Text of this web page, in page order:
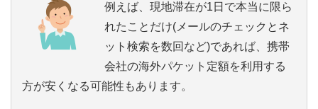
例えば、現地滞在が1日で本当に限ら
れたことだけ(メールのチェックとネ
ット検索を数回など)であれば、携帯
会社の海外パケット定額を利用する
方が安くなる可能性もあります。